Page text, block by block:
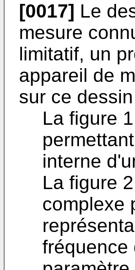
[0017] Le
mesure
limitatif, un
appareil de
sur ce
La figure
interne
La figure
complexe
fréquence